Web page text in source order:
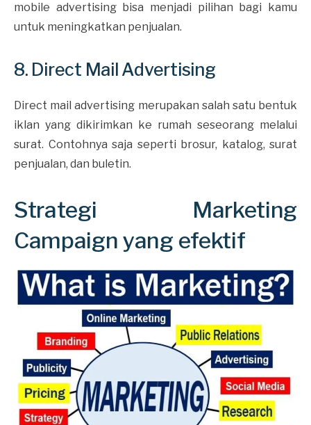
mobile advertising bisa menjadi pilihan bagi kamu
untuk meningkatkan penjualan.
8. Direct Mail Advertising
Direct mail advertising merupakan salah satu bentuk
iklan yang dikirimkan ke rumah seseorang melalui
surat. Contohnya saja seperti brosur, katalog, surat
penjualan, dan buletin.
Strategi Marketing
Campaign yang efektif